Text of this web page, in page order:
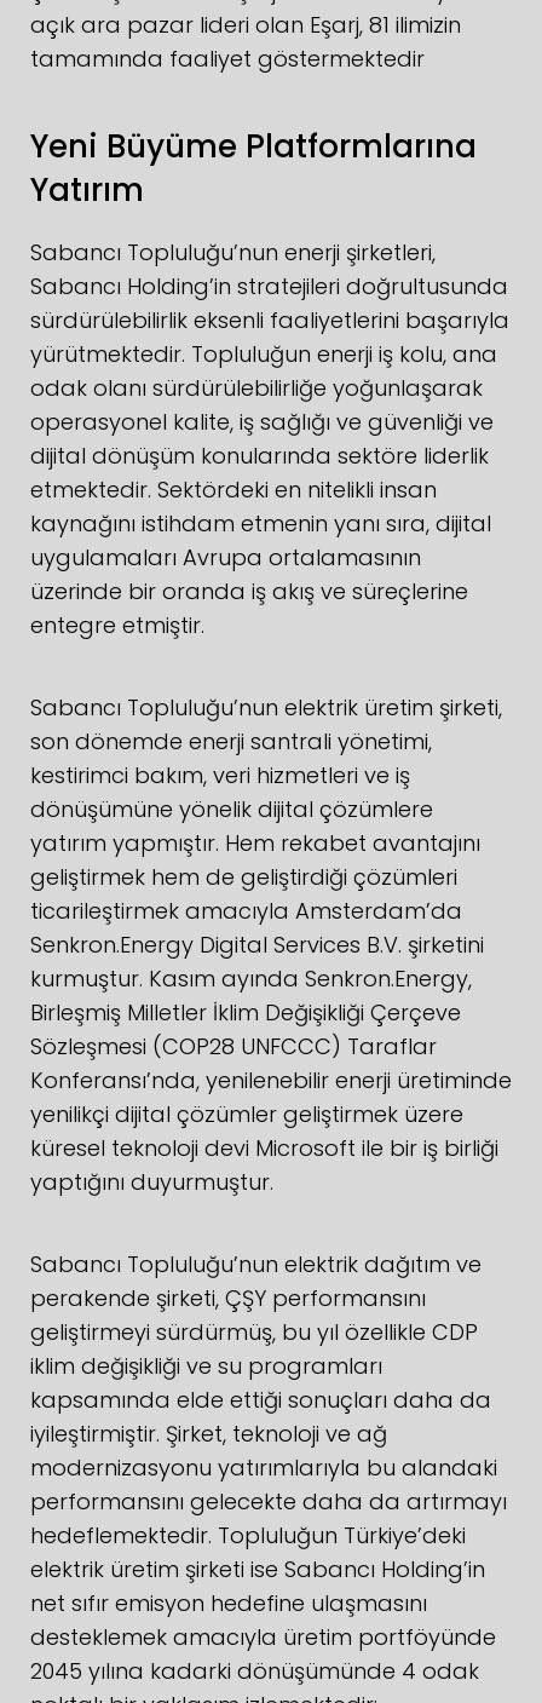
açık ara pazar lideri olan Eşarj, 81 ilimizin
tamamında faaliyet göstermektedir
Yeni Büyüme Platformlarına
Yatırım
Sabancı Topluluğu’nun enerji şirketleri,
Sabancı Holding’in stratejileri doğrultusunda
sürdürülebilirlik eksenli faaliyetlerini başarıyla
yürütmektedir. Topluluğun enerji iş kolu, ana
odak olanı sürdürülebilirliğe yoğunlaşarak
operasyonel kalite, iş sağlığı ve güvenliği ve
dijital dönüşüm konularında sektöre liderlik
etmektedir. Sektördeki en nitelikli insan
kaynağını istihdam etmenin yanı sıra, dijital
uygulamaları Avrupa ortalamasının
üzerinde bir oranda iş akış ve süreçlerine
entegre etmiştir.
Sabancı Topluluğu’nun elektrik üretim şirketi,
son dönemde enerji santrali yönetimi,
kestirimci bakım, veri hizmetleri ve iş
dönüşümüne yönelik dijital çözümlere
yatırım yapmıştır. Hem rekabet avantajını
geliştirmek hem de geliştirdiği çözümleri
ticarileştirmek amacıyla Amsterdam’da
Senkron.Energy Digital Services B.V. şirketini
kurmuştur. Kasım ayında Senkron.Energy,
Birleşmiş Milletler İklim Değişikliği Çerçeve
Sözleşmesi (COP28 UNFCCC) Taraflar
Konferansı’nda, yenilenebilir enerji üretiminde
yenilikçi dijital çözümler geliştirmek üzere
küresel teknoloji devi Microsoft ile bir iş birliği
yaptığını duyurmuştur.
Sabancı Topluluğu’nun elektrik dağıtım ve
perakende şirketi, ÇŞY performansını
geliştirmeyi sürdürmüş, bu yıl özellikle CDP
iklim değişikliği ve su programları
kapsamında elde ettiği sonuçları daha da
iyileştirmiştir. Şirket, teknoloji ve ağ
modernizasyonu yatırımlarıyla bu alandaki
performansını gelecekte daha da artırmayı
hedeflemektedir. Topluluğun Türkiye’deki
elektrik üretim şirketi ise Sabancı Holding’in
net sıfır emisyon hedefine ulaşmasını
desteklemek amacıyla üretim portföyünde
2045 yılına kadarki dönüşümünde 4 odak